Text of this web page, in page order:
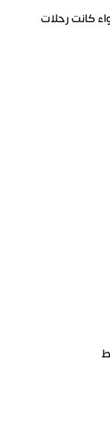
كانت رحلات